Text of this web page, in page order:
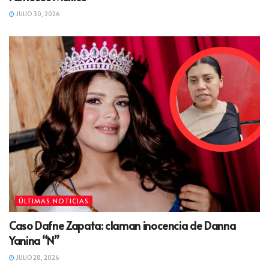
JULIO 30, 2026
ÚLTIMAS NOTICIAS
Caso Dafne Zapata: claman inocencia de Danna
Yanina “N”
JULIO 28, 2026